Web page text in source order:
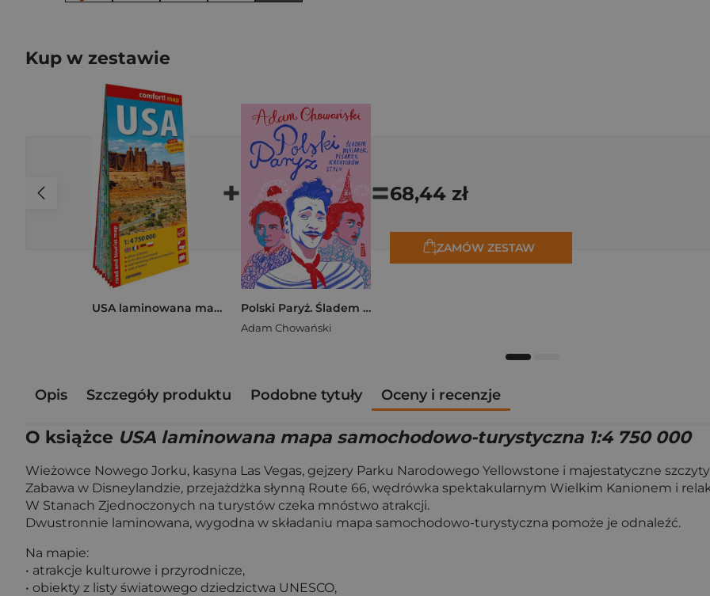
Kup w zestawie
USA laminowana mapa samochodowo-turystyczna 1:4 750 000
+
Polski Paryż. Śladem malarek, pisarzy, kreatorów stylu
Adam Chowański
=68,44 zł
ZAMÓW ZESTAW
Opis Szczegóły produktu Podobne tytuły Oceny i recenzje
O książce USA laminowana mapa samochodowo-turystyczna 1:4 750 000
Wieżowce Nowego Jorku, kasyna Las Vegas, gejzery Parku Narodowego Yellowstone i majestatyczne
Zabawa w Disneylandzie, przejażdżka słynną Route 66, wędrówka spektakularnym Wielkim Kanionem i
W Stanach Zjednoczonych na turystów czeka mnóstwo atrakcji.
Dwustronnie laminowana, wygodna w składaniu mapa samochodowo-turystyczna pomoże je odnaleźć.
Na mapie:
• atrakcje kulturowe i przyrodnicze,
• obiekty z listy światowego dziedzictwa UNESCO,